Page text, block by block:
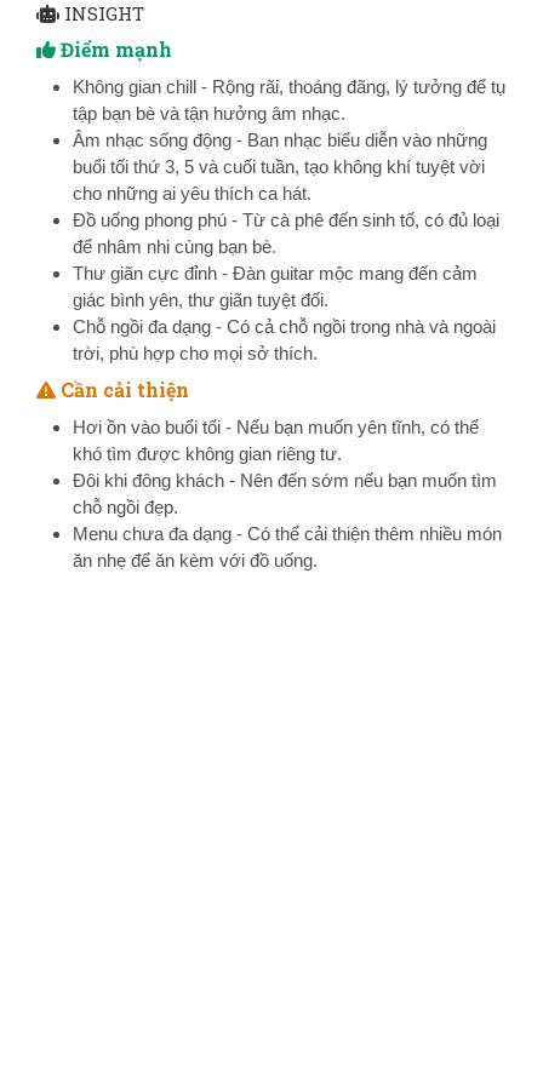
INSIGHT
Điểm mạnh
Không gian chill - Rộng rãi, thoáng đãng, lý tưởng để tụ
tập bạn bè và tận hưởng âm nhạc.
Âm nhạc sống động - Ban nhạc biểu diễn vào những
buổi tối thứ 3, 5 và cuối tuần, tạo không khí tuyệt vời
cho những ai yêu thích ca hát.
Đồ uống phong phú - Từ cà phê đến sinh tố, có đủ loại
để nhâm nhi cùng bạn bè.
Thư giãn cực đỉnh - Đàn guitar mộc mang đến cảm
giác bình yên, thư giãn tuyệt đối.
Chỗ ngồi đa dạng - Có cả chỗ ngồi trong nhà và ngoài
trời, phù hợp cho mọi sở thích.
Cần cải thiện
Hơi ồn vào buổi tối - Nếu bạn muốn yên tĩnh, có thể
khó tìm được không gian riêng tư.
Đôi khi đông khách - Nên đến sớm nếu bạn muốn tìm
chỗ ngồi đẹp.
Menu chưa đa dạng - Có thể cải thiện thêm nhiều món
ăn nhẹ để ăn kèm với đồ uống.